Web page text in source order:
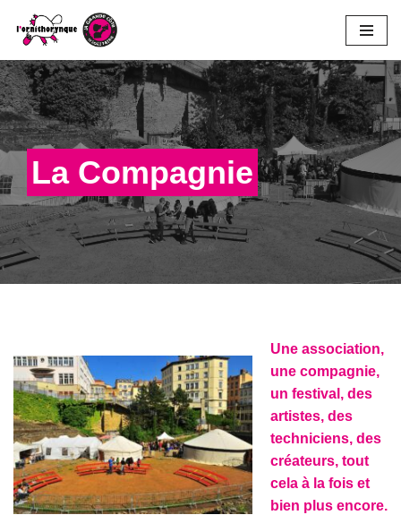
Aller
au
contenu
La Compagnie
Une association,
une compagnie,
un festival, des
artistes, des
techniciens, des
créateurs, tout
cela à la fois et
bien plus encore.